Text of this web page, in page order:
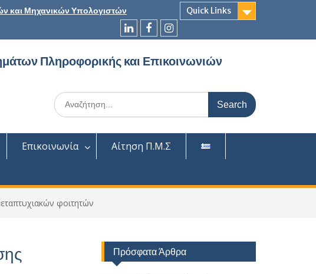
και Μηχανικών Υπολογιστών Quick Links
LinkedInFacebookInstagram
Πληροφορικής και Επικοινωνιών
Search
for:
Επικοινωνία Αίτηση Π.Μ.Σ
φοιτητών
Πρόσφατα Άρθρα